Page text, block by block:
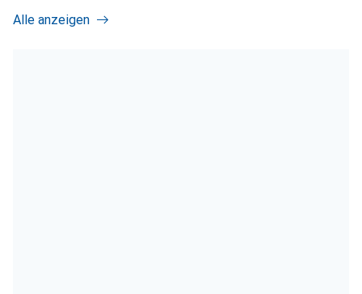
Alle anzeigen